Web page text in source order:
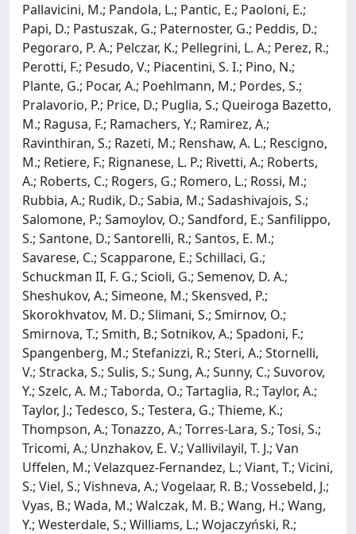
Pallavicini, M.; Pandola, L.; Pantic, E.; Paoloni, E.;
Papi, D.; Pastuszak, G.; Paternoster, G.; Peddis, D.;
Pegoraro, P. A.; Pelczar, K.; Pellegrini, L. A.; Perez, R.;
Perotti, F.; Pesudo, V.; Piacentini, S. I.; Pino, N.;
Plante, G.; Pocar, A.; Poehlmann, M.; Pordes, S.;
Pralavorio, P.; Price, D.; Puglia, S.; Queiroga Bazetto,
M.; Ragusa, F.; Ramachers, Y.; Ramirez, A.;
Ravinthiran, S.; Razeti, M.; Renshaw, A. L.; Rescigno,
M.; Retiere, F.; Rignanese, L. P.; Rivetti, A.; Roberts,
A.; Roberts, C.; Rogers, G.; Romero, L.; Rossi, M.;
Rubbia, A.; Rudik, D.; Sabia, M.; Sadashivajois, S.;
Salomone, P.; Samoylov, O.; Sandford, E.; Sanfilippo,
S.; Santone, D.; Santorelli, R.; Santos, E. M.;
Savarese, C.; Scapparone, E.; Schillaci, G.;
Schuckman II, F. G.; Scioli, G.; Semenov, D. A.;
Sheshukov, A.; Simeone, M.; Skensved, P.;
Skorokhvatov, M. D.; Slimani, S.; Smirnov, O.;
Smirnova, T.; Smith, B.; Sotnikov, A.; Spadoni, F.;
Spangenberg, M.; Stefanizzi, R.; Steri, A.; Stornelli,
V.; Stracka, S.; Sulis, S.; Sung, A.; Sunny, C.; Suvorov,
Y.; Szelc, A. M.; Taborda, O.; Tartaglia, R.; Taylor, A.;
Taylor, J.; Tedesco, S.; Testera, G.; Thieme, K.;
Thompson, A.; Tonazzo, A.; Torres-Lara, S.; Tosi, S.;
Tricomi, A.; Unzhakov, E. V.; Vallivilayil, T. J.; Van
Uffelen, M.; Velazquez-Fernandez, L.; Viant, T.; Vicini,
S.; Viel, S.; Vishneva, A.; Vogelaar, R. B.; Vossebeld, J.;
Vyas, B.; Wada, M.; Walczak, M. B.; Wang, H.; Wang,
Y.; Westerdale, S.; Williams, L.; Wojaczyński, R.;